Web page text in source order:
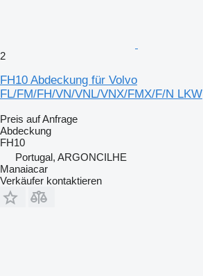
2
FH10 Abdeckung für Volvo
FL/FM/FH/VN/VNL/VNX/FMX/F/N LKW
Preis auf Anfrage
Abdeckung
FH10
Portugal, ARGONCILHE
Manaiacar
Verkäufer kontaktieren